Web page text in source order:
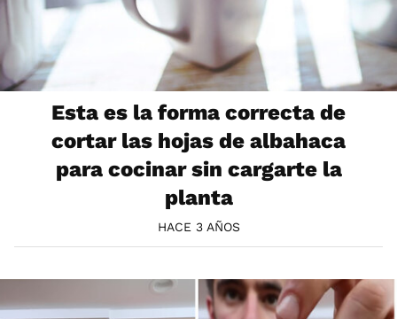
Esta es la forma correcta de
cortar las hojas de albahaca
para cocinar sin cargarte la
planta
HACE 3 AÑOS